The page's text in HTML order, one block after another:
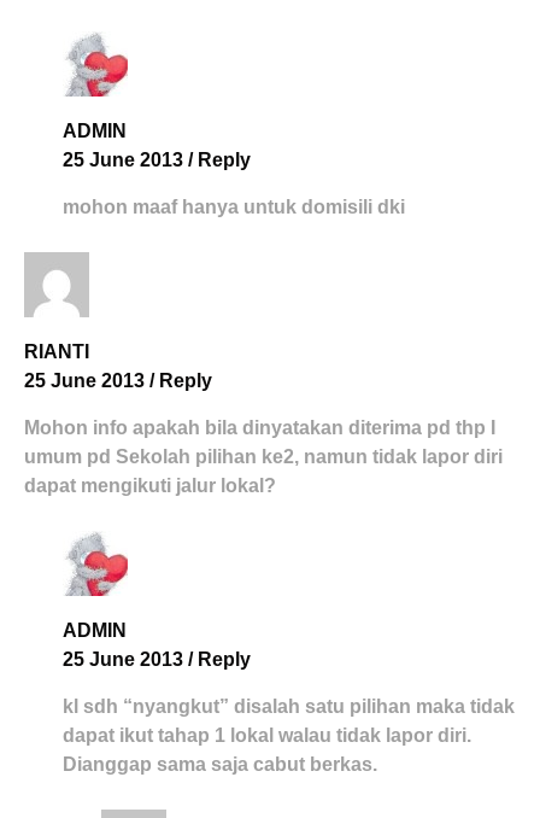
ADMIN
25 June 2013 / Reply
mohon maaf hanya untuk domisili dki
RIANTI
25 June 2013 / Reply
Mohon info apakah bila dinyatakan diterima pd thp I
umum pd Sekolah pilihan ke2, namun tidak lapor diri
dapat mengikuti jalur lokal?
ADMIN
25 June 2013 / Reply
kl sdh “nyangkut” disalah satu pilihan maka tidak
dapat ikut tahap 1 lokal walau tidak lapor diri.
Dianggap sama saja cabut berkas.